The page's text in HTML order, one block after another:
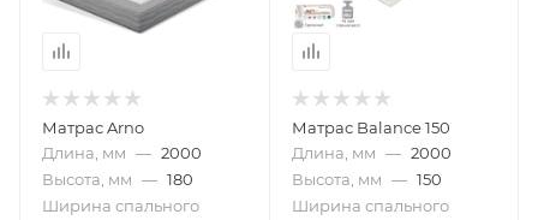
Матрас Arno
Длина, мм — 2000
Высота, мм — 180
Ширина спального
Матрас Balance 150
Длина, мм — 2000
Высота, мм — 150
Ширина спального